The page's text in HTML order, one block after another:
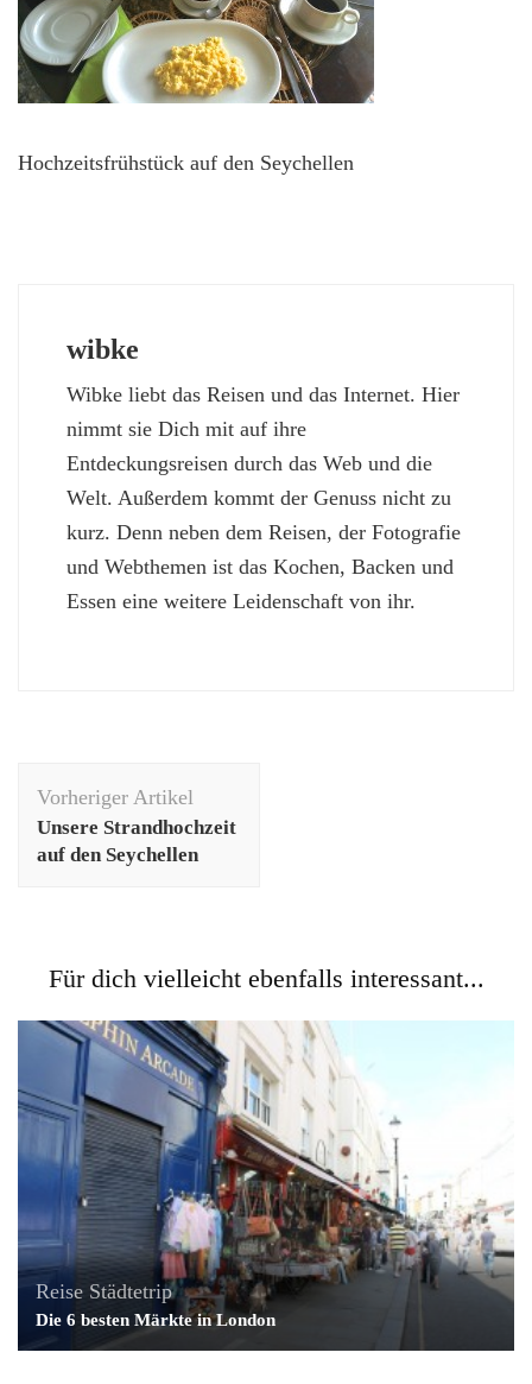
Hochzeitsfrühstück auf den Seychellen
wibke
Wibke liebt das Reisen und das Internet. Hier
nimmt sie Dich mit auf ihre
Entdeckungsreisen durch das Web und die
Welt. Außerdem kommt der Genuss nicht zu
kurz. Denn neben dem Reisen, der Fotografie
und Webthemen ist das Kochen, Backen und
Essen eine weitere Leidenschaft von ihr.
Vorheriger Artikel
Unsere Strandhochzeit
auf den Seychellen
Für dich vielleicht ebenfalls interessant...
Reise Städtetrip
Die 6 besten Märkte in London